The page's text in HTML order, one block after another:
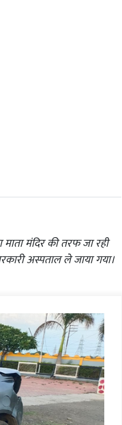
माता मंदिर की तरफ जा रही
अस्पताल ले जाया गया।